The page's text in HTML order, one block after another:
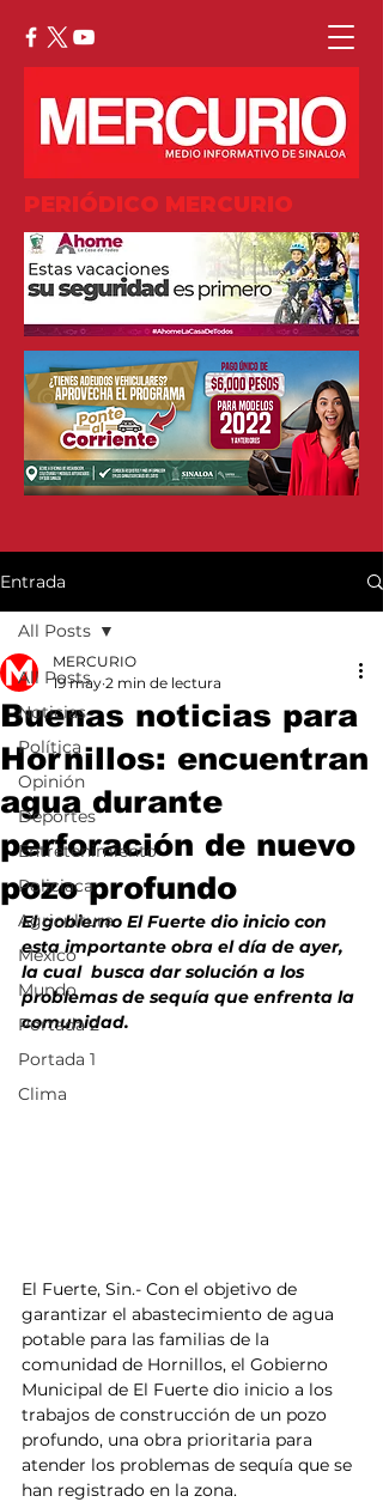
PERIÓDICO MERCURIO
Entrada
All Posts
Noticias
Política
Opinión
Deportes
Entretenimiento
Policiaca
Agricultura
México
Mundo
Portada 2
Portada 1
Clima
All Posts
Buenas noticias para
Hornillos: encuentran
agua durante
perforación de nuevo
pozo profundo
MERCURIO
19 may 2 min de lectura
El gobierno El Fuerte dio inicio con
esta importante obra el día de ayer,
la cual  busca dar solución a los
problemas de sequía que enfrenta la
comunidad.
El Fuerte, Sin.- Con el objetivo de
garantizar el abastecimiento de agua
potable para las familias de la
comunidad de Hornillos, el Gobierno
Municipal de El Fuerte dio inicio a los
trabajos de construcción de un pozo
profundo, una obra prioritaria para
atender los problemas de sequía que se
han registrado en la zona.